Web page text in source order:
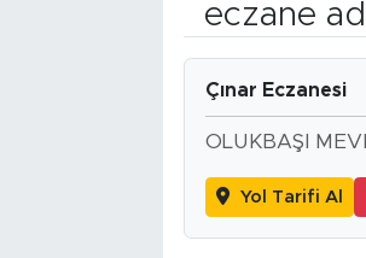
eczane
Çınar Eczanesi
OLUKBAŞI
Yol Tarifi Al